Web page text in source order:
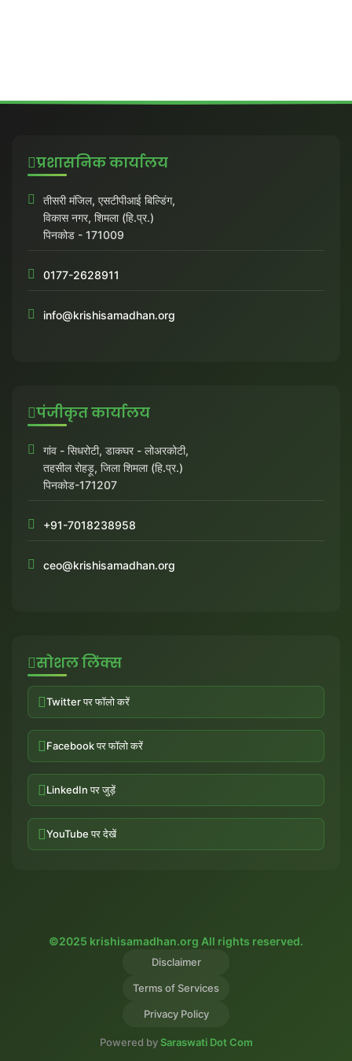
प्रशासनिक कार्यालय
तीसरी मंजिल, एसटीपीआई बिल्डिंग,
विकास नगर, शिमला (हि.प्र.)
पिनकोड - 171009
0177-2628911
info@krishisamadhan.org
पंजीकृत कार्यालय
गांव - सिधरोटी, डाकघर - लोअरकोटी,
तहसील रोहड़ू, जिला शिमला (हि.प्र.)
पिनकोड-171207
+91-7018238958
ceo@krishisamadhan.org
सोशल लिंक्स
Twitter पर फॉलो करें
Facebook पर फॉलो करें
LinkedIn पर जुड़ें
YouTube पर देखें
©2025 krishisamadhan.org All rights reserved.
Disclaimer
Terms of Services
Privacy Policy
Powered bySaraswati Dot Com